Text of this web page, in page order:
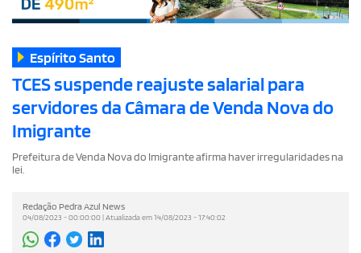
Espírito Santo
TCES suspende reajuste salarial para
servidores da Câmara de Venda Nova do
Imigrante
Prefeitura de Venda Nova do Imigrante afirma haver irregularidades na
lei.
Redação Pedra Azul News
04/08/2023 - 00:00:00 | Atualizada em 14/08/2023 - 17:40:02